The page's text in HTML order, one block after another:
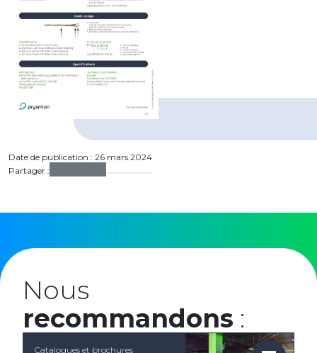
Date de publication : 26 mars 2024
Partager :
Nous
recommandons :
Catalogues et brochures